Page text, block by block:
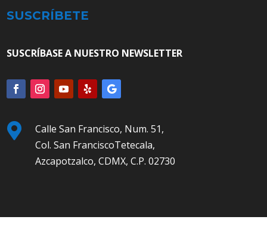
SUSCRÍBETE
SUSCRÍBASE A NUESTRO NEWSLETTER

Calle San Francisco, Num. 51,
Col. San FranciscoTetecala,
Azcapotzalco, CDMX, C.P. 02730